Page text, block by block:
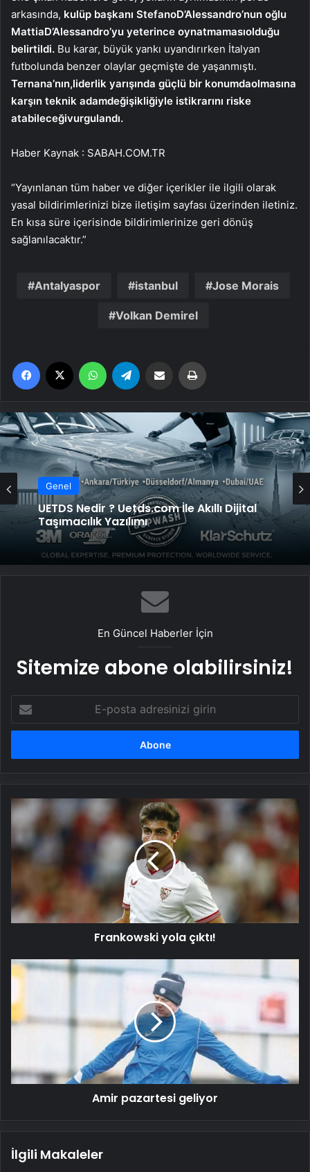
arkasında, kulüp başkanı StefanoD’Alessandro’nun oğlu
MattiaD’Alessandro’yu yeterince oynatmamasıolduğu
belirtildi. Bu karar, büyük yankı uyandırırken İtalyan
futbolunda benzer olaylar geçmişte de yaşanmıştı.
Ternana’nın,liderlik yarışında güçlü bir konumdaolmasına
karşın teknik adamdeğişikliğiyle istikrarını riske
atabileceğivurgulandı.
Haber Kaynak : SABAH.COM.TR
“Yayınlanan tüm haber ve diğer içerikler ile ilgili olarak
yasal bildirimlerinizi bize iletişim sayfası üzerinden iletiniz.
En kısa süre içerisinde bildirimlerinize geri dönüş
sağlanılacaktır.”
Antalyaspor istanbul Jose Morais
Volkan Demirel
Facebook WhatsApp Email'den paylaş
Genel
UETDS Nedir ? Uetds.com İle Akıllı Dijital
Taşımacılık Yazılımı
En Güncel Haberler İçin
Sitemize abone olabilirsiniz!
posta
adresinizi
Frankowski
Frankowski yola çıktı!
Amir
pazartesi
Amir pazartesi geliyor
İlgili Makaleler